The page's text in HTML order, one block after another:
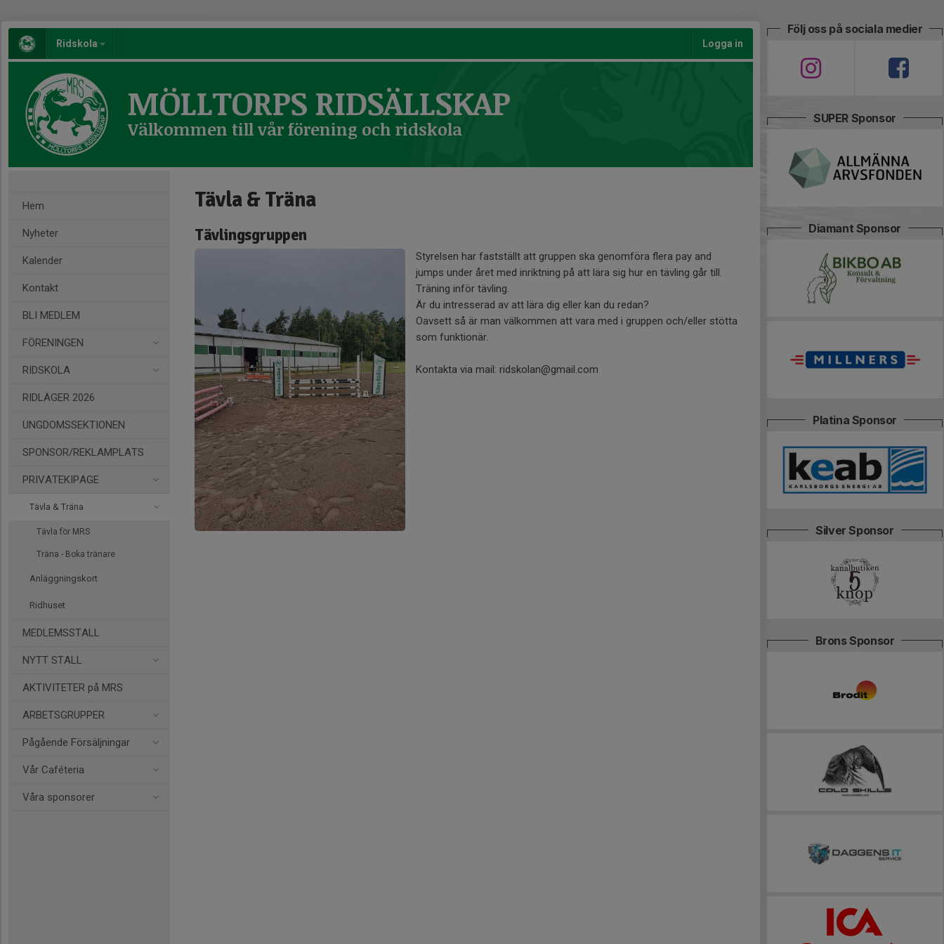
Ridskola Logga in
MÖLLTORPS RIDSÄLLSKAP
Välkommen till vår förening och ridskola
Hem
Nyheter
Kalender
Kontakt
BLI MEDLEM
FÖRENINGEN
RIDSKOLA
RIDLÄGER 2026
UNGDOMSSEKTIONEN
SPONSOR/REKLAMPLATS
PRIVATEKIPAGE
Tävla & Träna
Tävla för MRS
Träna - Boka tränare
Anläggningskort
Ridhuset
MEDLEMSSTALL
NYTT STALL
AKTIVITETER på MRS
ARBETSGRUPPER
Pågående Försäljningar
Vår Caféteria
Våra sponsorer
Tävla & Träna
Tävlingsgruppen
Styrelsen har fastställt att gruppen ska genomföra flera pay and
jumps under året med inriktning på att lära sig hur en tävling går till.
Träning inför tävling.
Är du intresserad av att lära dig eller kan du redan?
Oavsett så är man välkommen att vara med i gruppen och/eller stötta
som funktionär.
Kontakta via mail: ridskolan@gmail.com
Följ oss på sociala medier
SUPER Sponsor
Diamant Sponsor
Platina Sponsor
Silver Sponsor
Brons Sponsor